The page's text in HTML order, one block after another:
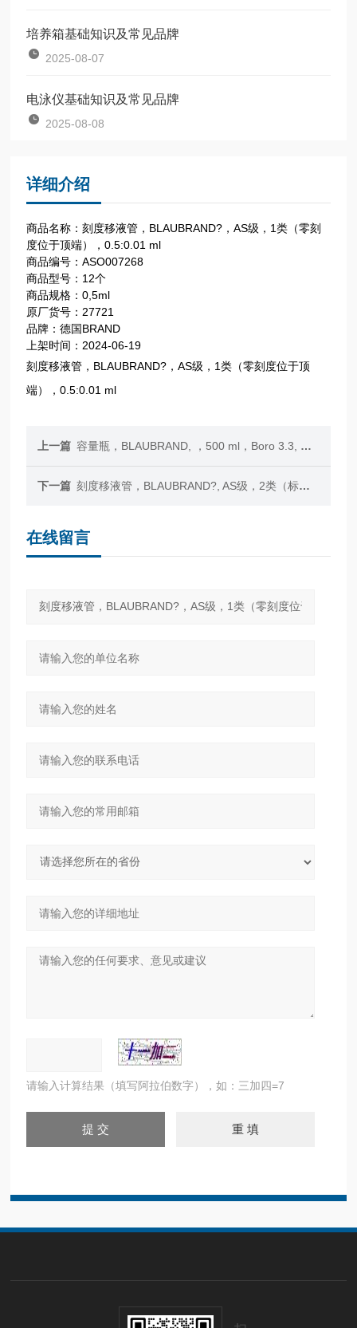
培养箱基础知识及常见品牌
2025-08-07
电泳仪基础知识及常见品牌
2025-08-08
详细介绍
商品名称：刻度移液管，BLAUBRAND?，AS级，1类（零刻
度位于顶端），0.5:0.01 ml
商品编号：ASO007268
商品型号：12个
商品规格：0,5ml
原厂货号：27721
品牌：德国BRAND
上架时间：2024-06-19
刻度移液管，BLAUBRAND?，AS级，1类（零刻度位于顶
端），0.5:0.01 ml
上一篇 容量瓶，BLAUBRAND, ，500 ml，Boro 3.3, NS 19/26 PP瓶塞
下一篇 刻度移液管，BLAUBRAND?, AS级，2类（标称量程刻度位于顶端），0.5:0.01 ml
在线留言
请输入计算结果（填写阿拉伯数字），如：三加四=7